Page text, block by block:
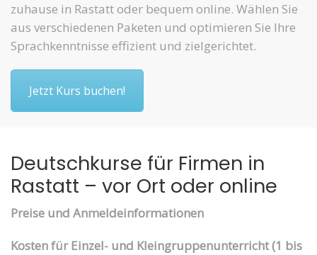
zuhause in Rastatt oder bequem online. Wählen Sie
aus verschiedenen Paketen und optimieren Sie Ihre
Sprachkenntnisse effizient und zielgerichtet.
Jetzt Kurs buchen!
Deutschkurse für Firmen in
Rastatt – vor Ort oder online
Preise und Anmeldeinformationen
Kosten für Einzel- und Kleingruppenunterricht (1 bis